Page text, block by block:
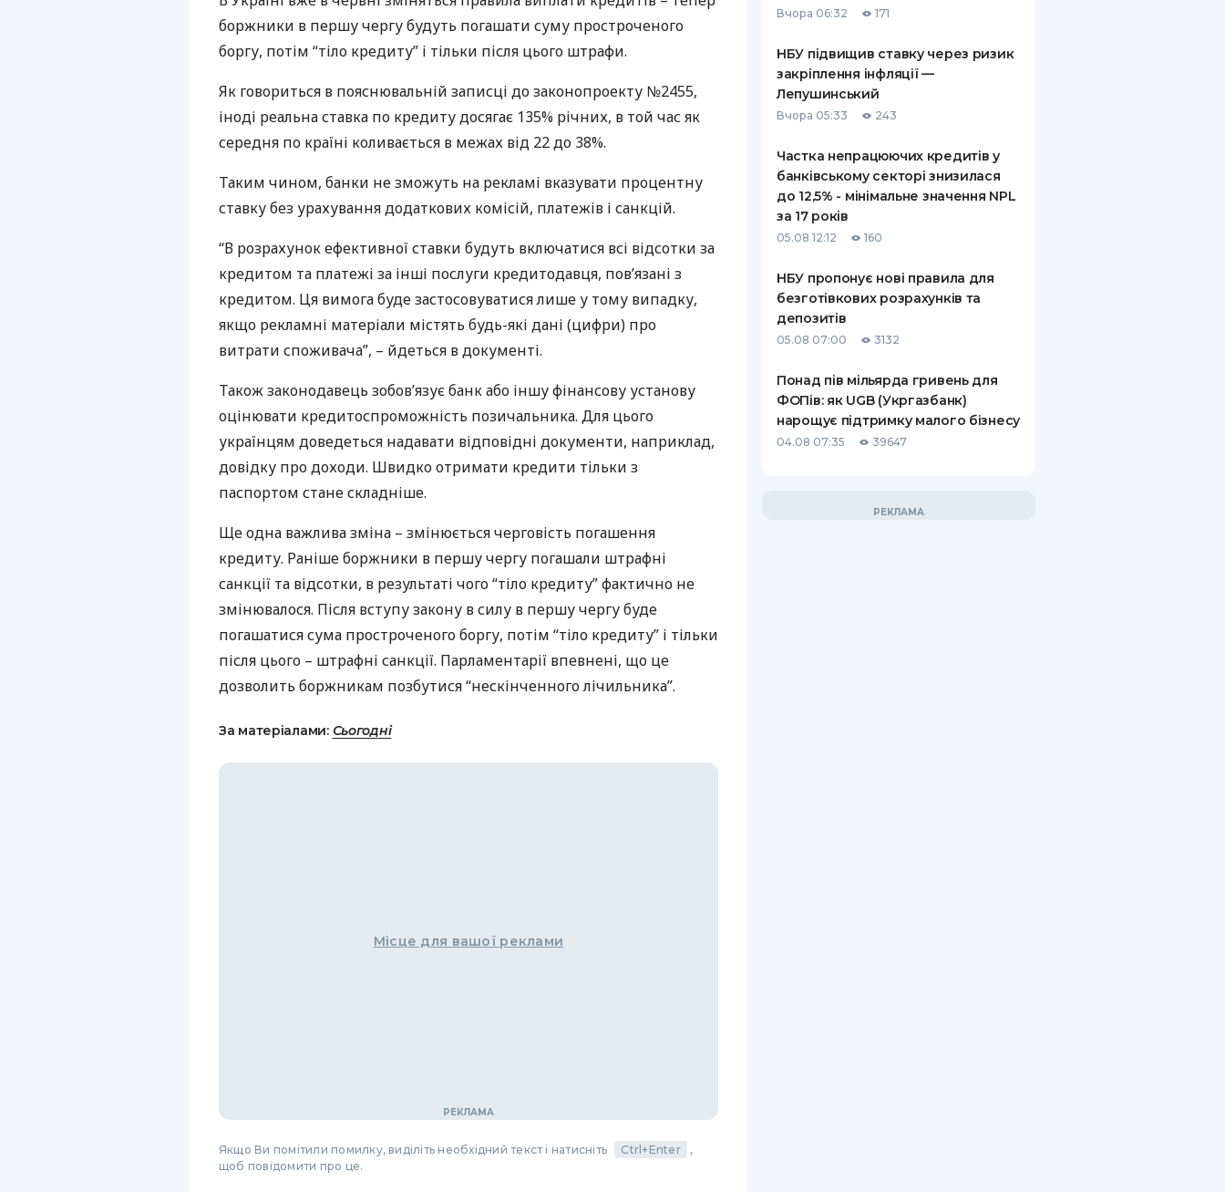
РЕЙТИНГ ДЕБЕТОВИХ
КАРТОК
КЕШБЕКУ
СТРАХУВАННЮ
ВСІ СТРАХОВІ ПОЛІСИ
СТРАХОВІ КОМПАНІЇ
ВІДГУКИ ПРО СТРАХОВІ
КОМПАНІЇ
ДОСТАВКА І ОПЛАТА
боржники в першу чергу будуть погашати суму простроченого
боргу, потім “тіло кредиту” і тільки після цього штрафи.
Як говориться в пояснювальній записці до законопроекту №2455,
іноді реальна ставка по кредиту досягає 135% річних, в той час як
середня по країні коливається в межах від 22 до 38%.
Таким чином, банки не зможуть на рекламі вказувати процентну
ставку без урахування додаткових комісій, платежів і санкцій.
“В розрахунок ефективної ставки будуть включатися всі відсотки за
кредитом та платежі за інші послуги кредитодавця, пов’язані з
кредитом. Ця вимога буде застосовуватися лише у тому випадку,
якщо рекламні матеріали містять будь-які дані (цифри) про
витрати споживача”, – йдеться в документі.
Також законодавець зобов’язує банк або іншу фінансову установу
оцінювати кредитоспроможність позичальника. Для цього
українцям доведеться надавати відповідні документи, наприклад,
довідку про доходи. Швидко отримати кредити тільки з
паспортом стане складніше.
Ще одна важлива зміна – змінюється черговість погашення
кредиту. Раніше боржники в першу чергу погашали штрафні
санкції та відсотки, в результаті чого “тіло кредиту” фактично не
змінювалося. Після вступу закону в силу в першу чергу буде
погашатися сума простроченого боргу, потім “тіло кредиту” і тільки
після цього – штрафні санкції. Парламентарії впевнені, що це
дозволить боржникам позбутися “нескінченного лічильника”.
За матеріалами: Сьогодні
Місце для вашої реклами
Якщо Ви помітили помилку, виділіть необхідний текст і натисніть Ctrl+Enter
,
щоб повідомити про це.
Вчора 06:32 171
НБУ підвищив ставку через ризик
закріплення інфляції —
Лепушинський
Вчора 05:33 243
Частка непрацюючих кредитів у
банківському секторі знизилася
до 12,5% - мінімальне значення NPL
за 17 років
05.08 12:12 160
НБУ пропонує нові правила для
безготівкових розрахунків та
депозитів
05.08 07:00 3132
Понад пів мільярда гривень для
ФОПів: як UGB (Укргазбанк)
нарощує підтримку малого бізнесу
04.08 07:35 39647